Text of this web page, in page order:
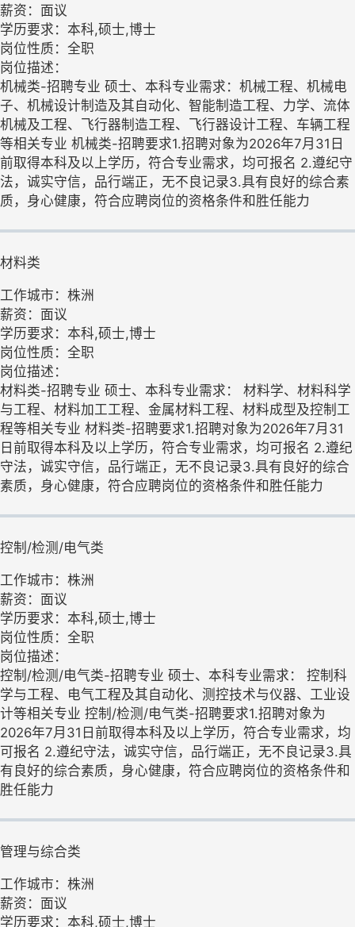
薪资：面议
学历要求：本科,硕士,博士
岗位性质：全职
岗位描述：
机械类-招聘专业 硕士、本科专业需求：机械工程、机械电
子、机械设计制造及其自动化、智能制造工程、力学、流体
机械及工程、飞行器制造工程、飞行器设计工程、车辆工程
等相关专业 机械类-招聘要求1.招聘对象为2026年7月31日
前取得本科及以上学历，符合专业需求，均可报名 2.遵纪守
法，诚实守信，品行端正，无不良记录3.具有良好的综合素
质，身心健康，符合应聘岗位的资格条件和胜任能力
材料类
工作城市：株洲
薪资：面议
学历要求：本科,硕士,博士
岗位性质：全职
岗位描述：
材料类-招聘专业 硕士、本科专业需求： 材料学、材料科学
与工程、材料加工工程、金属材料工程、材料成型及控制工
程等相关专业 材料类-招聘要求1.招聘对象为2026年7月31
日前取得本科及以上学历，符合专业需求，均可报名 2.遵纪
守法，诚实守信，品行端正，无不良记录3.具有良好的综合
素质，身心健康，符合应聘岗位的资格条件和胜任能力
控制/检测/电气类
工作城市：株洲
薪资：面议
学历要求：本科,硕士,博士
岗位性质：全职
岗位描述：
控制/检测/电气类-招聘专业 硕士、本科专业需求： 控制科
学与工程、电气工程及其自动化、测控技术与仪器、工业设
计等相关专业 控制/检测/电气类-招聘要求1.招聘对象为
2026年7月31日前取得本科及以上学历，符合专业需求，均
可报名 2.遵纪守法，诚实守信，品行端正，无不良记录3.具
有良好的综合素质，身心健康，符合应聘岗位的资格条件和
胜任能力
管理与综合类
工作城市：株洲
薪资：面议
学历要求：本科,硕士,博士